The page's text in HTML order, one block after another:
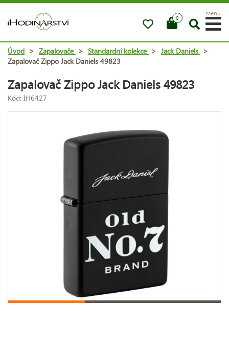
0
menu
Úvod > Zapalovače > Standardní kolekce > Jack Daniels >
Zapalovač Zippo Jack Daniels 49823
Zapalovač Zippo Jack Daniels 49823
Kód: IH6427